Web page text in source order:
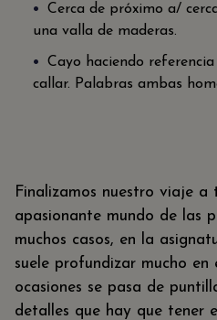
Cerca de próximo a/
una valla de maderas.
Cayo haciendo
callar. Palabras ambas
Finalizamos nuestro viaje a
apasionante mundo de las
muchos casos, en la
suele profundizar mucho en
ocasiones se pasa de
detalles que hay que tener